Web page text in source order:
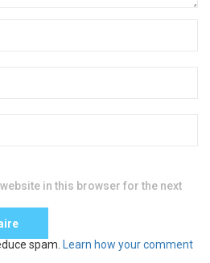
in this browser for the next
spam.
Learn how your comment